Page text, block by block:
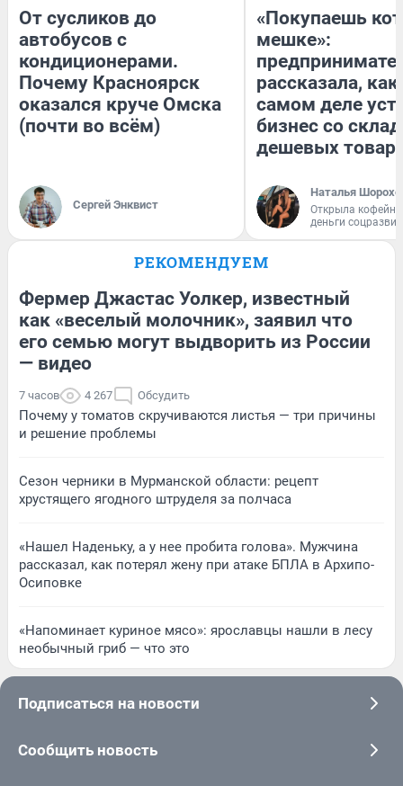
От сусликов до
автобусов с
кондиционерами.
Почему Красноярск
оказался круче Омска
(почти во всём)
Сергей Энквист
«Покупаешь
мешке»:
рассказала, как
самом деле
бизнес со
дешевых
Наталья
Открыла
деньги
РЕКОМЕНДУЕМ
Фермер Джастас Уолкер, известный
как «веселый молочник», заявил что
его семью могут выдворить из России
— видео
7 часов 4 267 Обсудить
Почему у томатов скручиваются листья — три причины
и решение проблемы
Сезон черники в Мурманской области: рецепт
хрустящего ягодного штруделя за полчаса
«Нашел Наденьку, а у нее пробита голова». Мужчина
рассказал, как потерял жену при атаке БПЛА в Архипо-
Осиповке
«Напоминает куриное мясо»: ярославцы нашли в лесу
необычный гриб — что это
Подписаться на новости
Сообщить новость